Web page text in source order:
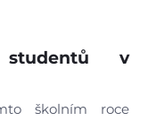
studentů v
školním roce